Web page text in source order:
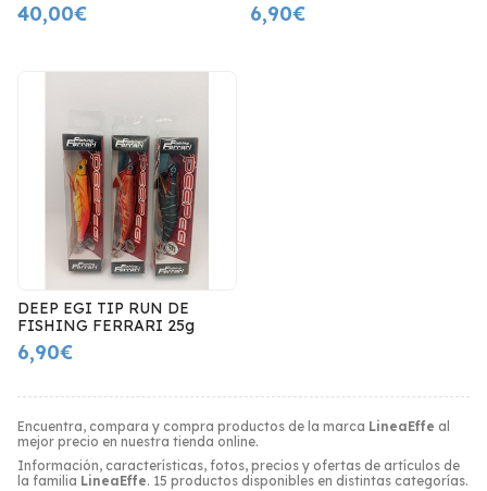
Encuentra, compara y compra productos de la marca LineaEffe al
mejor precio en nuestra tienda online.
Información, características, fotos, precios y ofertas de artículos de
la familia LineaEffe. 15 productos disponibles en distintas categorías.
40,00€ 6,90€
DEEP EGI TIP RUN DE
FISHING FERRARI 25g
6,90€